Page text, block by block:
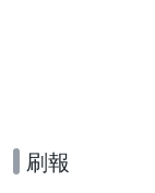
刷報